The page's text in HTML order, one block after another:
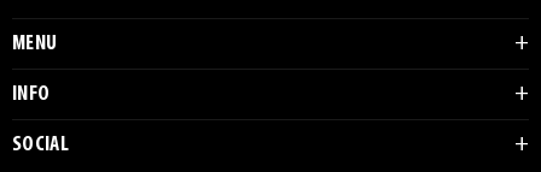
MENU
INFO
SOCIAL